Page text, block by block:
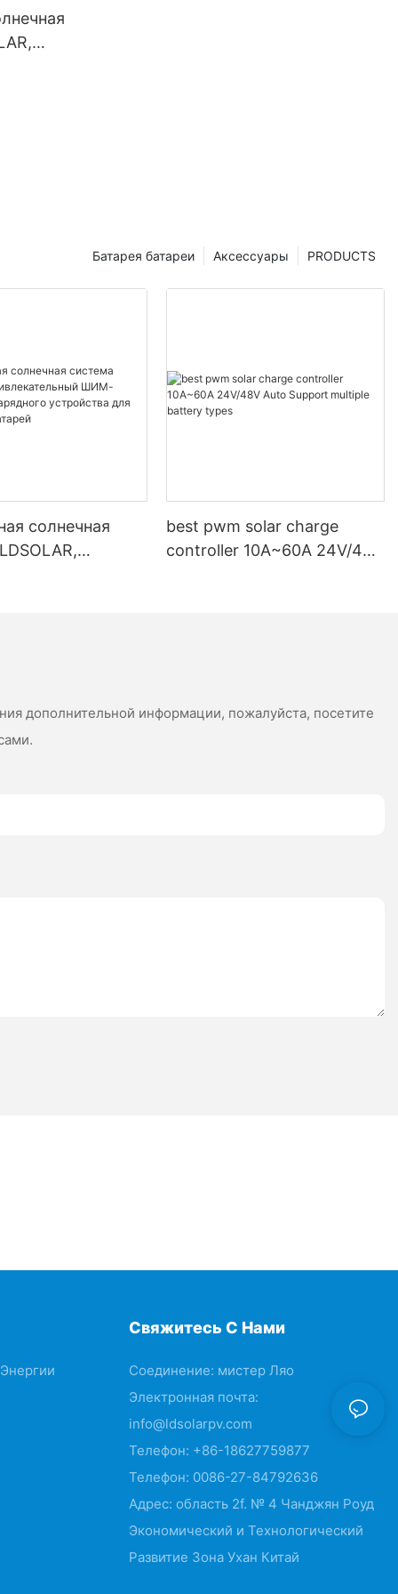
PRODUCTS
Аксессуары
Батарея батареи
солнечная
best pwm solar charge
controller 10A~60A 24V/48V
дополнительной информации, пожалуйста, посетите
Свяжитесь С Нами
Соединение: мистер Ляо
Электронная почта:
info@ldsolarpv.com
Телефон: +86-18627759877
Телефон: 0086-27-84792636
Адрес: область 2f. № 4 Чанджян Роуд
Экономический и Технологический
Развитие Зона Ухан Китай